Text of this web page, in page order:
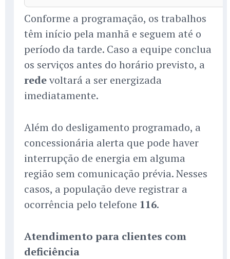
Conforme a programação, os trabalhos
têm início pela manhã e seguem até o
período da tarde. Caso a equipe conclua
os serviços antes do horário previsto, a
redevoltará a ser energizada
imediatamente.
Além do desligamento programado, a
concessionária alerta que pode haver
interrupção de energia em alguma
região sem comunicação prévia. Nesses
casos, a população deve registrar a
ocorrência pelo telefone 116.
Atendimento para clientes com
deficiência